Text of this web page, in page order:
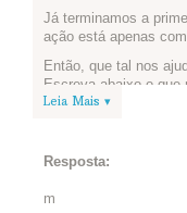
Já terminamos a
ação está apenas
Então, que tal nos
Escreva abaixo o que
consciente da água e
Leia Mais ▾
Resposta:
m